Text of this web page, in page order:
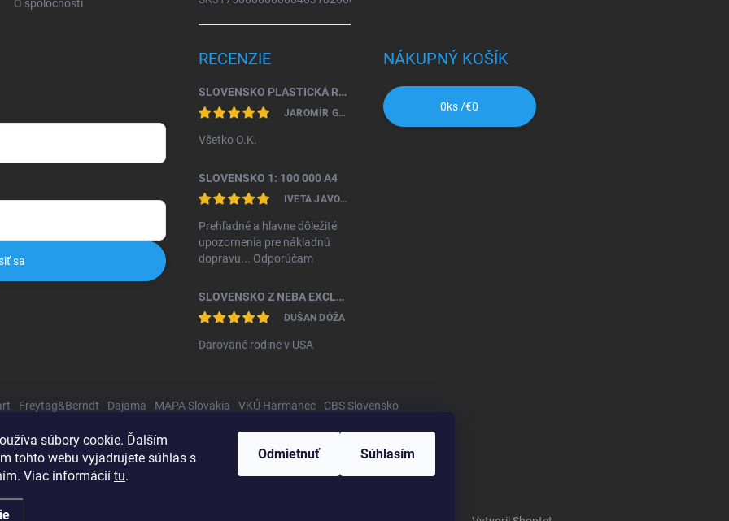
súbory cookie. Ďalším
tohto webu vyjadrujete súhlas s
Viac informácií tu.
Odmietnuť Súhlasím
O spoločnosti
sa
RECENZIE
SLOVENSKO PLASTICKÁ RELIÉFNA MAPA 1: 450 000
JAROMÍR GAŽO
Všetko O.K.
SLOVENSKO 1: 100 000 A4
IVETA JAVORKOVÁ KAMHALOVÁ
Prehľadné a hlavne dôležité
upozornenia pre nákladnú
dopravu... Odporúčam
SLOVENSKO Z NEBA EXCLUSIVE II. VYDANIE
DUŠAN DÓŽA
Darované rodine v USA
NÁKUPNÝ KOŠÍK
0ks /€0
Freytag&Berndt Dajama MAPA Slovakia VKÚ Harmanec CBS Slovensko